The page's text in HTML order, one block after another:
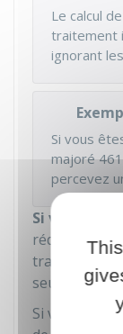
Le calcul
traitement
ignorant
Si vous
majoré
percevez
Si vous
réduit dans
traitement
seul enfant.
Si vous